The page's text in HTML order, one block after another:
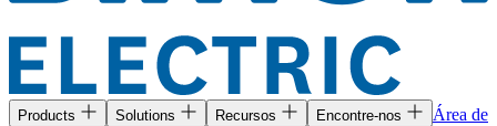
Products Solutions Recursos Encontre-nos
Área de